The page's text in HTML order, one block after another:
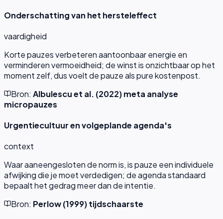
Onderschatting van het hersteleffect
vaardigheid
Korte pauzes verbeteren aantoonbaar energie en
verminderen vermoeidheid; de winst is onzichtbaar op het
moment zelf, dus voelt de pauze als pure kostenpost.
Bron: Albulescu et al. (2022) meta analyse
micropauzes
Urgentiecultuur en volgeplande agenda's
context
Waar aaneengesloten de norm is, is pauze een individuele
afwijking die je moet verdedigen; de agenda standaard
bepaalt het gedrag meer dan de intentie.
Bron: Perlow (1999) tijdschaarste